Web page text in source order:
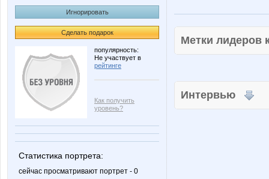
Игнорировать
Сделать подарок
популярность:
Не участвует в
рейтинге
Как получить
уровень?
Статистика портрета:
сейчас просматривают портрет - 0
Метки
Интервью